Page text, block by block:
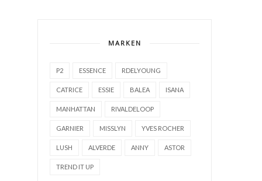
MARKEN
P2 ESSENCE RDELYOUNG
CATRICE ESSIE BALEA ISANA
MANHATTAN RIVALDELOOP
GARNIER MISSLYN YVES ROCHER
LUSH ALVERDE ANNY ASTOR
TREND IT UP